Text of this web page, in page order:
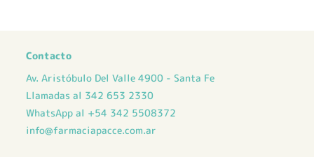
Contacto
Av. Aristóbulo Del Valle 4900 - Santa Fe
Llamadas al 342 653 2330
WhatsApp al +54 342 5508372
info@farmaciapacce.com.ar